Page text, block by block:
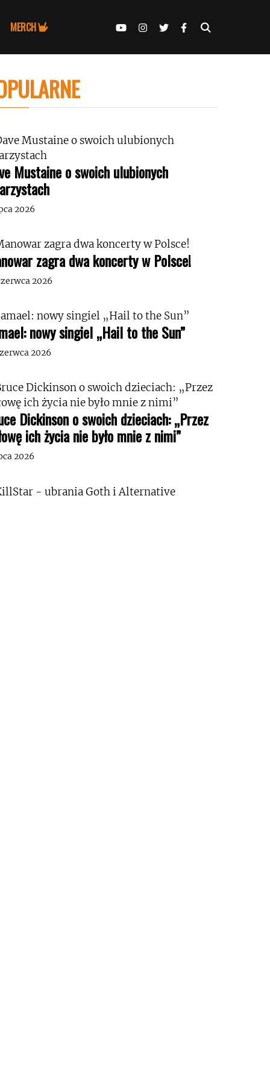
MERCH
Mustaine o swoich ulubionych
2026
zagra dwa koncerty w Polsce!
2026
nowy singiel „Hail to the Sun”
2026
Dickinson o swoich dzieciach: „Przez
ich życia nie było mnie z nimi”
2026